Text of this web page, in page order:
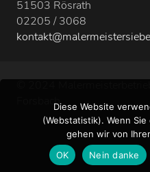
51503 Rösrath
02205 / 3068
ForsbachDiese Website
(Webstatistik). Wenn
gehen wir von
OK
Nein danke